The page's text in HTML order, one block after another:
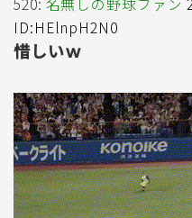
520: 名無しの野球ファン
ID:HElnpH2N0
惜しいｗ